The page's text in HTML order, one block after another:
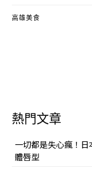
高雄美食
熱門文章
一切都是失心瘋！
體唇型